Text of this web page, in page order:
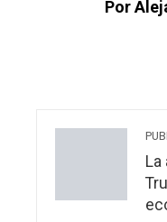
Por